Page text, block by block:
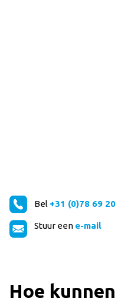
Bel +31 (0)78 69 20
Stuur een e-mail
Hoe